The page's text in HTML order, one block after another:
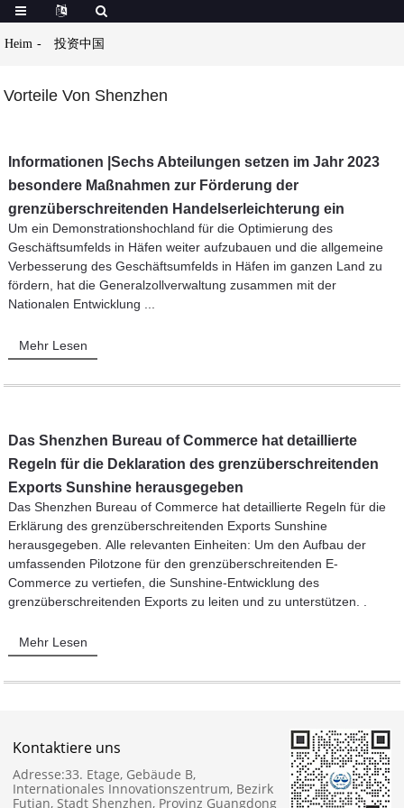
Heim 投资中国
Vorteile Von Shenzhen
Informationen |Sechs Abteilungen setzen im Jahr 2023
besondere Maßnahmen zur Förderung der
grenzüberschreitenden Handelserleichterung ein
Um ein Demonstrationshochland für die Optimierung des
Geschäftsumfelds in Häfen weiter aufzubauen und die allgemeine
Verbesserung des Geschäftsumfelds in Häfen im ganzen Land zu
fördern, hat die Generalzollverwaltung zusammen mit der
Nationalen Entwicklung ...
Mehr Lesen
Das Shenzhen Bureau of Commerce hat detaillierte
Regeln für die Deklaration des grenzüberschreitenden
Exports Sunshine herausgegeben
Das Shenzhen Bureau of Commerce hat detaillierte Regeln für die
Erklärung des grenzüberschreitenden Exports Sunshine
herausgegeben. Alle relevanten Einheiten: Um den Aufbau der
umfassenden Pilotzone für den grenzüberschreitenden E-
Commerce zu vertiefen, die Sunshine-Entwicklung des
grenzüberschreitenden Exports zu leiten und zu unterstützen. .
Mehr Lesen
Kontaktiere uns
Adresse:33. Etage, Gebäude B,
Internationales Innovationszentrum, Bezirk
Futian, Stadt Shenzhen, Provinz Guangdong